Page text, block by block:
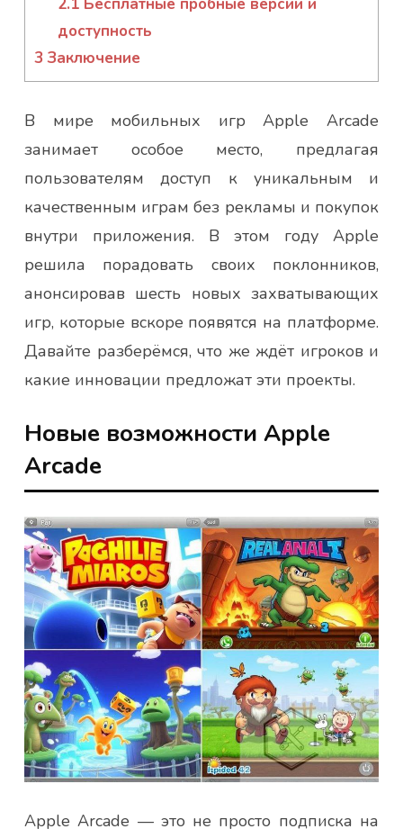
доступность
3 Заключение
В мире мобильных игр Apple Arcade
занимает особое место, предлагая
пользователям доступ к уникальным и
качественным играм без рекламы и покупок
внутри приложения. В этом году Apple
решила порадовать своих поклонников,
анонсировав шесть новых захватывающих
игр, которые вскоре появятся на платформе.
Давайте разберёмся, что же ждёт игроков и
какие инновации предложат эти проекты.
Новые возможности Apple
Arcade
Apple Arcade — это не просто подписка на